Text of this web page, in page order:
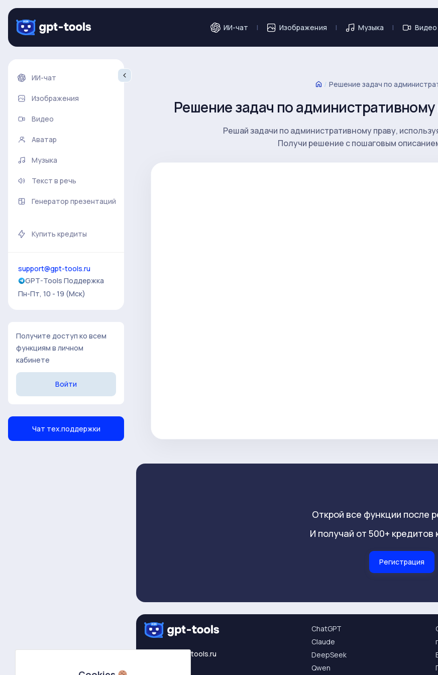
ИИ-чат | Изображения | Музыка | Видео
ИИ-чат
Изображения
Видео
Аватар
Музыка
Текст в речь
Генератор презентаций
Купить кредиты
support@gpt-tools.ru
GPT-Tools Поддержка
Пн-Пт, 10 - 19 (Мск)
Получите доступ ко всем
функциям в личном
кабинете
Войти
Чат тех.поддержки
/ Решение задач по
Решение задач по
Решай задачи по административному праву,
Получи решение с пошаговым
Открой все функции после
И получай от 500+
Регистрация
support@gpt-tools.ru
ChatGPT
Claude
DeepSeek
Qwen